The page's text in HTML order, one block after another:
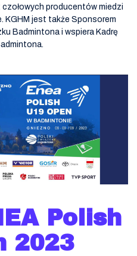
producentów miedzi
KGHM jest także Sponsorem
Badmintona i wspiera Kadrę
Polish
2023